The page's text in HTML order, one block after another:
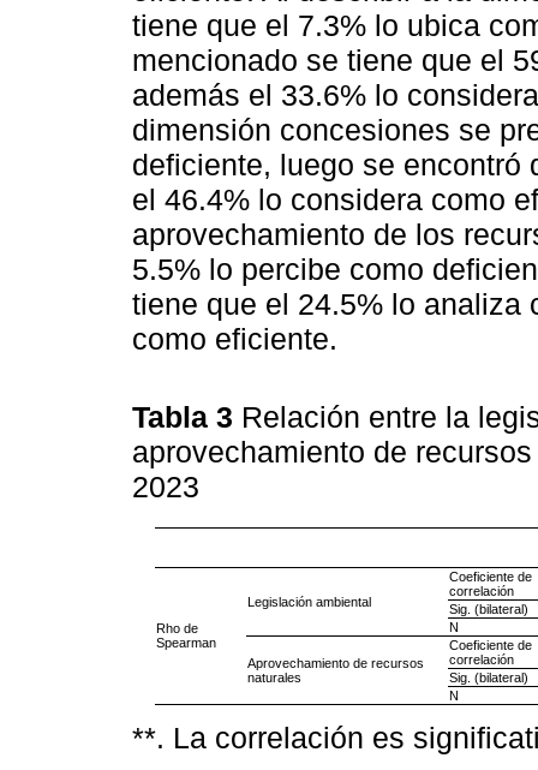
tiene que el 7.3% lo ubica
mencionado se tiene que el
además el 33.6% lo
dimensión concesiones se
deficiente, luego se encontró
el 46.4% lo considera como
aprovechamiento de los
5.5% lo percibe como
tiene que el 24.5% lo analiza
como eficiente.
Tabla 3 Relación entre la
aprovechamiento de
2023
Rho de
Spearman
Legislación ambiental
Coeficiente de
correlación
Sig. (bilateral)
N
Aprovechamiento de recursos
naturales
Coeficiente de
correlación
Sig. (bilateral)
N
**. La correlación es